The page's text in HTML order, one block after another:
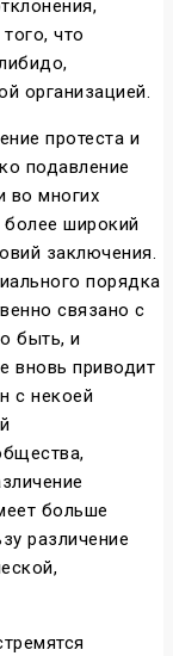
что
организацией.
протеста и
подавление
во многих
широкий
заключения.
порядка
связано с
быть, и
вновь приводит
с некоей
больше
различение